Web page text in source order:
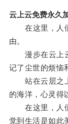
云上云免费永久
在这里，人们
由。
漫步在云上云
记了尘世的烦恼
站在云层之上
的海洋，心灵得
在这里，人们
觉到生活是如此